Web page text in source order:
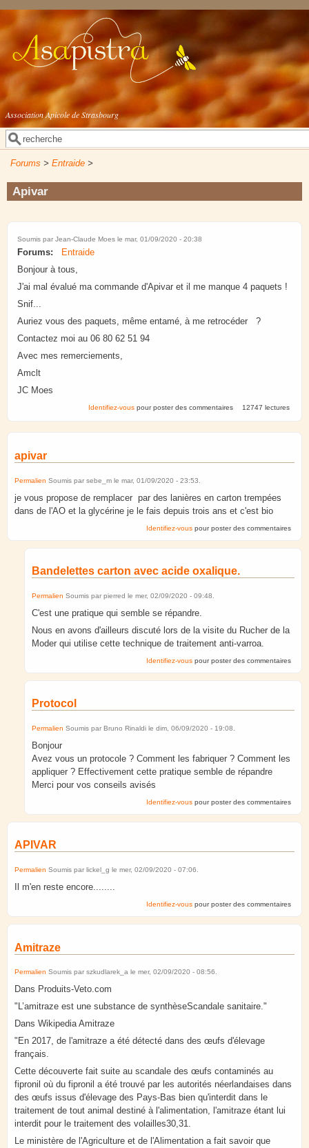
Aller au contenu principal
Association Apicole de Strasbourg
Formulaire de recherche
Rechercher
Forums > Entraide >
Apivar
Soumis par Jean-Claude Moes le mar, 01/09/2020 - 20:38
Forums:
Entraide
Bonjour à tous,
J'ai mal évalué ma commande d'Apivar et il me manque 4 paquets !
Snif...
Auriez vous des paquets, même entamé, à me retrocéder ?
Contactez moi au 06 80 62 51 94
Avec mes remerciements,
Amclt
JC Moes
Identifiez-vous pour poster des commentaires 12747 lectures
apivar
Permalien Soumis par sebe_m le mar, 01/09/2020 - 23:53
je vous propose de remplacer par des lanières en carton trempées
dans de l'AO et la glycérine je le fais depuis trois ans et c'est bio
Identifiez-vous pour poster des commentaires
Bandelettes carton avec acide oxalique.
Permalien Soumis par pierred le mer, 02/09/2020 - 09:48
C'est une pratique qui semble se répandre.
Nous en avons d'ailleurs discuté lors de la visite du Rucher de la
Moder qui utilise cette technique de traitement anti-varroa.
Identifiez-vous pour poster des commentaires
Protocol
Permalien Soumis par Bruno Rinaldi le dim, 06/09/2020 - 19:08
Bonjour
Avez vous un protocole ? Comment les fabriquer ? Comment les
appliquer ? Effectivement cette pratique semble de répandre
Merci pour vos conseils avisés
Identifiez-vous pour poster des commentaires
APIVAR
Permalien Soumis par lickel_g le mer, 02/09/2020 - 07:06
Il m'en reste encore........
Identifiez-vous pour poster des commentaires
Amitraze
Permalien Soumis par szkudlarek_a le mer, 02/09/2020 - 08:56.
Dans Produits-Veto.com
"L’amitraze est une substance de synthèseScandale sanitaire."
Dans Wikipedia Amitraze
"En 2017, de l'amitraze a été détecté dans des œufs d'élevage
français.
Cette découverte fait suite au scandale des œufs contaminés au
fipronil où du fipronil a été trouvé par les autorités néerlandaises dans
des œufs issus d'élevage des Pays-Bas bien qu'interdit dans le
traitement de tout animal destiné à l'alimentation, l'amitraze étant lui
interdit pour le traitement des volailles30,31.
Le ministère de l'Agriculture et de l'Alimentation a fait savoir que